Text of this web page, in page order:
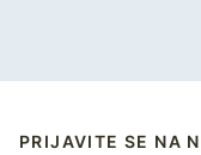
PRIJAVITE SE NA